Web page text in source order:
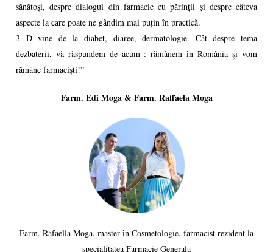
sănătoși, despre dialogul din farmacie cu părinții și despre câteva
aspecte la care poate ne gândim mai puțin în practică.
3 D vine de la diabet, diaree, dermatologie. Cât despre tema
dezbaterii, vă răspundem de acum : rămânem în România și vom
rămâne farmaciști!”
Farm. Edi Moga & Farm. Raffaela Moga
Farm. Rafaella Moga, master în Cosmetologie, farmacist rezident la
specialitatea Farmacie Generală